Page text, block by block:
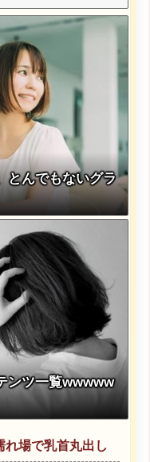
とんでもないグラ
ンツ一覧wwwww
れ場で乳首丸出し